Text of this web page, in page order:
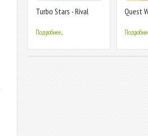
Turbo Stars - Rival
Подробнее...
Quest